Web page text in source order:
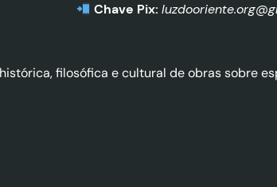
Chave Pix:
filosófica e cultural de obras sobre